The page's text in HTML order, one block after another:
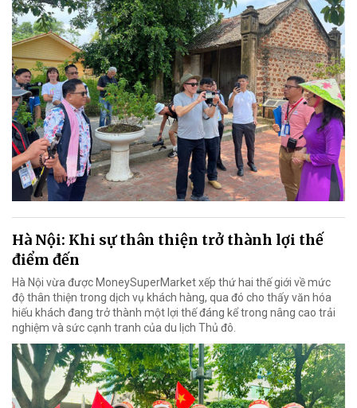
Hà Nội: Khi sự thân thiện trở thành lợi thế
điểm đến
Hà Nội vừa được MoneySuperMarket xếp thứ hai thế giới về mức
độ thân thiện trong dịch vụ khách hàng, qua đó cho thấy văn hóa
hiếu khách đang trở thành một lợi thế đáng kể trong nâng cao trải
nghiệm và sức cạnh tranh của du lịch Thủ đô.